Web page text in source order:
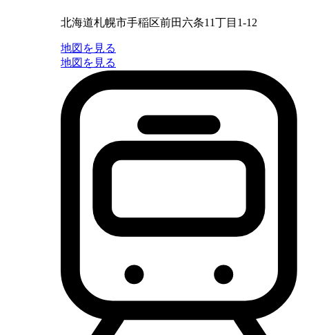
北海道札幌市手稲区前田六条11丁目1-12
地図を見る
地図を見る